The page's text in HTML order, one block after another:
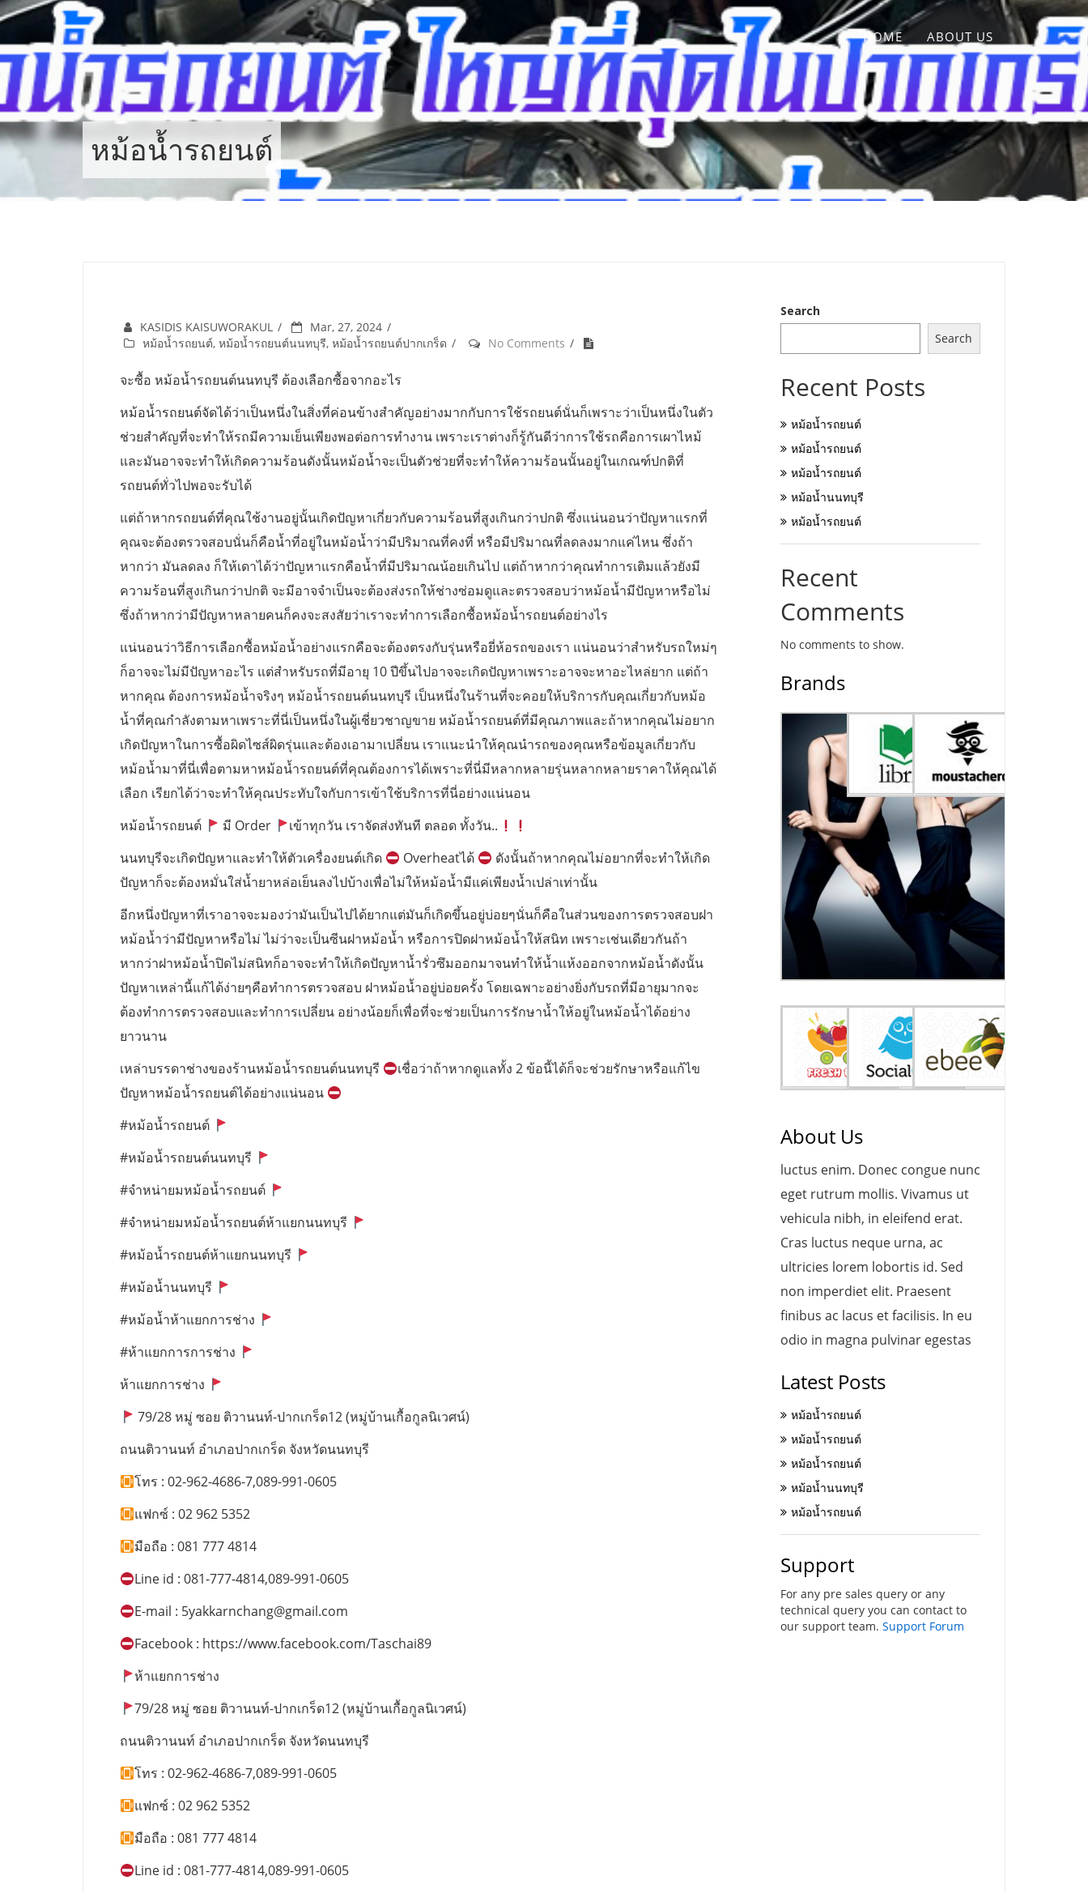
Skip
to
content
HOME ABOUT US
หม้อน้ำรถยนต์
KASIDIS KAISUWORAKUL
Mar, 27, 2024
หม้อน้ำรถยนต์, หม้อน้ำรถยนต์นนทบุรี, หม้อน้ำรถยนต์ปากเกร็ด No Comments
จะซื้อ หม้อน้ำรถยนต์นนทบุรี ต้องเลือกซื้อจากอะไร
หม้อน้ำรถยนต์จัดได้ว่าเป็นหนึ่งในสิ่งที่ค่อนข้างสำคัญอย่างมากกับการใช้รถยนต์นั่นก็เพราะว่าเป็นหนึ่งในตัว
ช่วยสำคัญที่จะทำให้รถมีความเย็นเพียงพอต่อการทำงาน เพราะเราต่างก็รู้กันดีว่าการใช้รถคือการเผาไหม้
และมันอาจจะทำให้เกิดความร้อนดังนั้นหม้อน้ำจะเป็นตัวช่วยที่จะทำให้ความร้อนนั้นอยู่ในเกณฑ์ปกติที่
รถยนต์ทั่วไปพอจะรับได้
แต่ถ้าหากรถยนต์ที่คุณใช้งานอยู่นั้นเกิดปัญหาเกี่ยวกับความร้อนที่สูงเกินกว่าปกติ ซึ่งแน่นอนว่าปัญหาแรกที่
คุณจะต้องตรวจสอบนั่นก็คือน้ำที่อยู่ในหม้อน้ำว่ามีปริมาณที่คงที่ หรือมีปริมาณที่ลดลงมากแค่ไหน ซึ่งถ้า
หากว่า มันลดลง ก็ให้เดาได้ว่าปัญหาแรกคือน้ำที่มีปริมาณน้อยเกินไป แต่ถ้าหากว่าคุณทำการเติมแล้วยังมี
ความร้อนที่สูงเกินกว่าปกติ จะมีอาจจำเป็นจะต้องส่งรถให้ช่างซ่อมดูและตรวจสอบว่าหม้อน้ำมีปัญหาหรือไม่
ซึ่งถ้าหากว่ามีปัญหาหลายคนก็คงจะสงสัยว่าเราจะทำการเลือกซื้อหม้อน้ำรถยนต์อย่างไร
แน่นอนว่าวิธีการเลือกซื้อหม้อน้ำอย่างแรกคือจะต้องตรงกับรุ่นหรือยี่ห้อรถของเรา แน่นอนว่าสำหรับรถใหม่ๆ
ก็อาจจะไม่มีปัญหาอะไร แต่สำหรับรถที่มีอายุ 10 ปีขึ้นไปอาจจะเกิดปัญหาเพราะอาจจะหาอะไหล่ยาก แต่ถ้า
หากคุณ ต้องการหม้อน้ำจริงๆ หม้อน้ำรถยนต์นนทบุรี เป็นหนึ่งในร้านที่จะคอยให้บริการกับคุณเกี่ยวกับหม้อ
น้ำที่คุณกำลังตามหาเพราะที่นี่เป็นหนึ่งในผู้เชี่ยวชาญขาย หม้อน้ำรถยนต์ที่มีคุณภาพและถ้าหากคุณไม่อยาก
เกิดปัญหาในการซื้อผิดไซส์ผิดรุ่นและต้องเอามาเปลี่ยน เราแนะนำให้คุณนำรถของคุณหรือข้อมูลเกี่ยวกับ
หม้อน้ำมาที่นี่เพื่อตามหาหม้อน้ำรถยนต์ที่คุณต้องการได้เพราะที่นี่มีหลากหลายรุ่นหลากหลายราคาให้คุณได้
เลือก เรียกได้ว่าจะทำให้คุณประทับใจกับการเข้าใช้บริการที่นี่อย่างแน่นอน
หม้อน้ำรถยนต์
มี Order
เข้าทุกวัน เราจัดส่งทันที ตลอด ทั้งวัน..
นนทบุรีจะเกิดปัญหาและทำให้ตัวเครื่องยนต์เกิด
Overheatได้
ดังนั้นถ้าหากคุณไม่อยากที่จะทำให้เกิด
ปัญหาก็จะต้องหมั่นใส่น้ำยาหล่อเย็นลงไปบ้างเพื่อไม่ให้หม้อน้ำมีแค่เพียงน้ำเปล่าเท่านั้น
อีกหนึ่งปัญหาที่เราอาจจะมองว่ามันเป็นไปได้ยากแต่มันก็เกิดขึ้นอยู่บ่อยๆนั่นก็คือในส่วนของการตรวจสอบฝา
หม้อน้ำว่ามีปัญหาหรือไม่ ไม่ว่าจะเป็นซีนฝาหม้อน้ำ หรือการปิดฝาหม้อน้ำให้สนิท เพราะเช่นเดียวกันถ้า
หากว่าฝาหม้อน้ำปิดไม่สนิทก็อาจจะทำให้เกิดปัญหาน้ำรั่วซึมออกมาจนทำให้น้ำแห้งออกจากหม้อน้ำดังนั้น
ปัญหาเหล่านี้แก้ได้ง่ายๆคือทำการตรวจสอบ ฝาหม้อน้ำอยู่บ่อยครั้ง โดยเฉพาะอย่างยิ่งกับรถที่มีอายุมากจะ
ต้องทำการตรวจสอบและทำการเปลี่ยน อย่างน้อยก็เพื่อที่จะช่วยเป็นการรักษาน้ำให้อยู่ในหม้อน้ำได้อย่าง
ยาวนาน
เหล่าบรรดาช่างของร้านหม้อน้ำรถยนต์นนทบุรี
เชื่อว่าถ้าหากดูแลทั้ง 2 ข้อนี้ได้ก็จะช่วยรักษาหรือแก้ไข
ปัญหาหม้อน้ำรถยนต์ได้อย่างแน่นอน
#หม้อน้ำรถยนต์
#หม้อน้ำรถยนต์นนทบุรี
#จำหน่ายมหม้อน้ำรถยนต์
#จำหน่ายมหม้อน้ำรถยนต์ห้าแยกนนทบุรี
#หม้อน้ำรถยนต์ห้าแยกนนทบุรี
#หม้อน้ำนนทบุรี
#หม้อน้ำห้าแยกการช่าง
#ห้าแยกการการช่าง
ห้าแยกการช่าง
79/28 หมู่ ซอย ติวานนท์-ปากเกร็ด12 (หมู่บ้านเกื้อกูลนิเวศน์)
ถนนติวานนท์ อำเภอปากเกร็ด จังหวัดนนทบุรี
โทร : 02-962-4686-7,089-991-0605
แฟกซ์ : 02 962 5352
มือถือ : 081 777 4814
Line id : 081-777-4814,089-991-0605
E-mail : 5yakkarnchang@gmail.com
Facebook : https://www.facebook.com/Taschai89
ห้าแยกการช่าง
79/28 หมู่ ซอย ติวานนท์-ปากเกร็ด12 (หมู่บ้านเกื้อกูลนิเวศน์)
ถนนติวานนท์ อำเภอปากเกร็ด จังหวัดนนทบุรี
โทร : 02-962-4686-7,089-991-0605
แฟกซ์ : 02 962 5352
มือถือ : 081 777 4814
Line id : 081-777-4814,089-991-0605
Search
Search
Recent Posts
หม้อน้ำรถยนต์
หม้อน้ำรถยนต์
หม้อน้ำรถยนต์
หม้อน้ำนนทบุรี
หม้อน้ำรถยนต์
Recent
Comments
No comments to show.
Brands
About Us
luctus enim. Donec congue nunc
eget rutrum mollis. Vivamus ut
vehicula nibh, in eleifend erat.
Cras luctus neque urna, ac
ultricies lorem lobortis id. Sed
non imperdiet elit. Praesent
finibus ac lacus et facilisis. In eu
odio in magna pulvinar egestas
Latest Posts
หม้อน้ำรถยนต์
หม้อน้ำรถยนต์
หม้อน้ำรถยนต์
หม้อน้ำนนทบุรี
หม้อน้ำรถยนต์
Support
For any pre sales query or any
technical query you can contact to
our support team. Support Forum